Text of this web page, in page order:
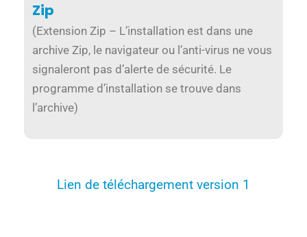
Zip
(Extension Zip – L’installation est dans une
archive Zip, le navigateur ou l’anti-virus ne vous
signaleront pas d’alerte de sécurité. Le
programme d’installation se trouve dans
l’archive)
Lien de téléchargement version 1